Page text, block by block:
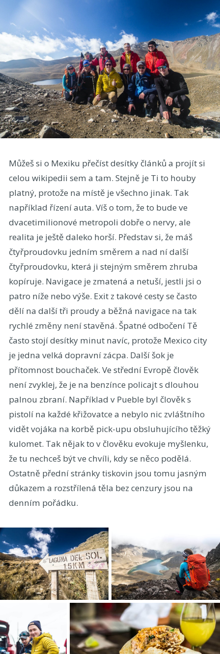
Můžeš si o Mexiku přečíst desítky článků a projít si
celou wikipedii sem a tam. Stejně je Ti to houby
platný, protože na místě je všechno jinak. Tak
například řízení auta. Víš o tom, že to bude ve
dvacetimilionové metropoli dobře o nervy, ale
realita je ještě daleko horší. Představ si, že máš
čtyřproudovku jedním směrem a nad ní další
čtyřproudovku, která ji stejným směrem zhruba
kopíruje. Navigace je zmatená a netuší, jestli jsi o
patro níže nebo výše. Exit z takové cesty se často
dělí na další tři proudy a běžná navigace na tak
rychlé změny není stavěná. Špatné odbočení Tě
často stojí desítky minut navíc, protože Mexico city
je jedna velká dopravní zácpa. Další šok je
přítomnost bouchaček. Ve střední Evropě člověk
není zvyklej, že je na benzínce policajt s dlouhou
palnou zbraní. Například v Pueble byl člověk s
pistolí na každé křižovatce a nebylo nic zvláštního
vidět vojáka na korbě pick-upu obsluhujícího těžký
kulomet. Tak nějak to v člověku evokuje myšlenku,
že tu nechceš být ve chvíli, kdy se něco podělá.
Ostatně přední stránky tiskovin jsou tomu jasným
důkazem a rozstřílená těla bez cenzury jsou na
denním pořádku.